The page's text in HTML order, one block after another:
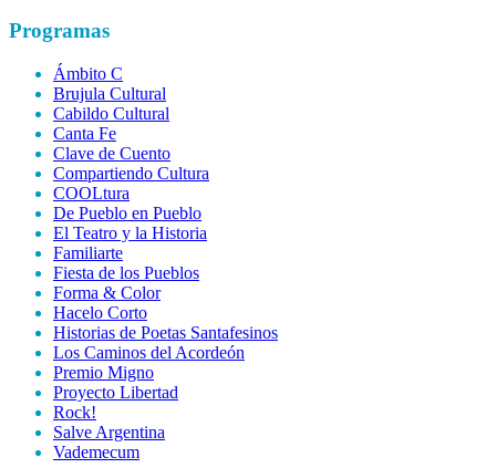
Programas
Ámbito C
Brujula Cultural
Cabildo Cultural
Canta Fe
Clave de Cuento
Compartiendo Cultura
COOLtura
De Pueblo en Pueblo
El Teatro y la Historia
Familiarte
Fiesta de los Pueblos
Forma & Color
Hacelo Corto
Historias de Poetas Santafesinos
Los Caminos del Acordeón
Premio Migno
Proyecto Libertad
Rock!
Salve Argentina
Vademecum